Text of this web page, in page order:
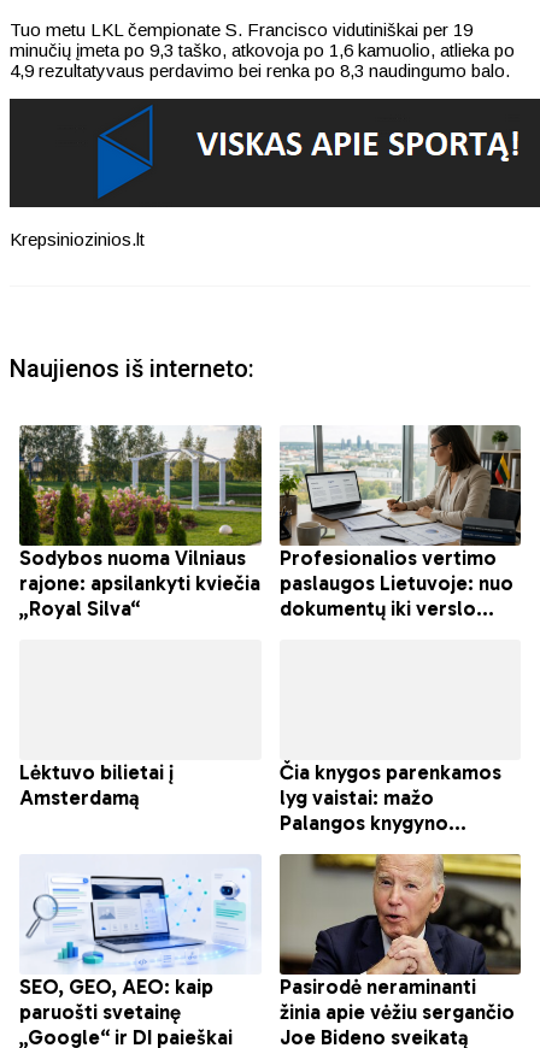
Tuo metu LKL čempionate S. Francisco vidutiniškai per 19
minučių įmeta po 9,3 taško, atkovoja po 1,6 kamuolio, atlieka po
4,9 rezultatyvaus perdavimo bei renka po 8,3 naudingumo balo.
Krepsiniozinios.lt
Naujienos iš interneto: